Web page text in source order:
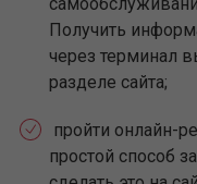
Получить
через терминал
разделе сайта;
пройти онлайн-
простой способ